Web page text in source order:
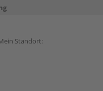
Standort: